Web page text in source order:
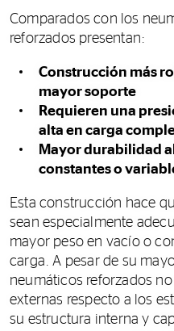
Comparados con los
reforzados presentan:
Construcción más
mayor soporte
Requieren una
alta en carga
Mayor durabilidad
constantes o
Esta construcción hace
sean especialmente
mayor peso en vacío o
carga. A pesar de su
neumáticos reforzados
externas respecto a los
su estructura interna y